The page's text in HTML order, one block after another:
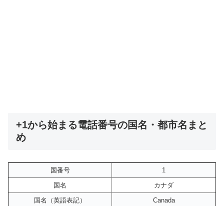
+1から始まる電話番号の国名・都市名まと
め
国番号
1
国名
カナダ
国名（英語表記）
Canada